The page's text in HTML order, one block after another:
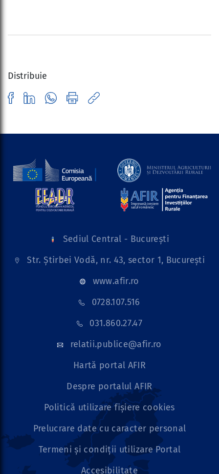
Distribuie
Hartă portal AFIR
Despre portalul AFIR
Politică utilizare fișiere cookies
Prelucrare date cu caracter personal
Termeni și condiții utilizare Portal
Accesibilitate
Sediul Central - București
Str. Știrbei Vodă, nr. 43, sector 1, București
www.afir.ro
0728.107.516
031.860.27.47
relatii.publice@afir.ro